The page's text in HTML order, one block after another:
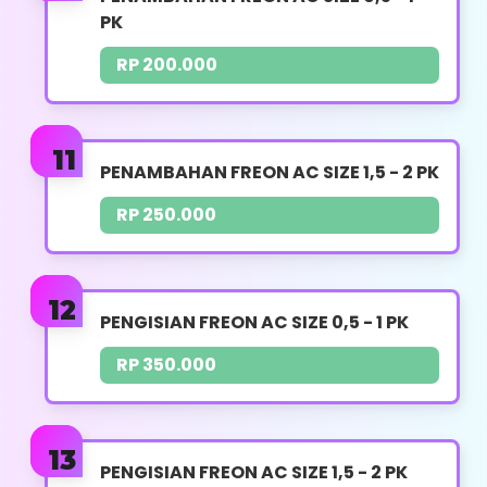
Pemasangan Breaket
Pemasangan Kabel AC
Pengkonekan Pipa AC
(Jasa terpisah)
Panduan Penggunaan
Whatsapp
BONGKAR AC
PK
RP 200.000
PENAMBAHAN FREON AC SIZE 1,5 - 2 PK
RP 250.000
PENGISIAN FREON AC SIZE 0,5 - 1 PK
RP 350.000
PENGISIAN FREON AC SIZE 1,5 - 2 PK